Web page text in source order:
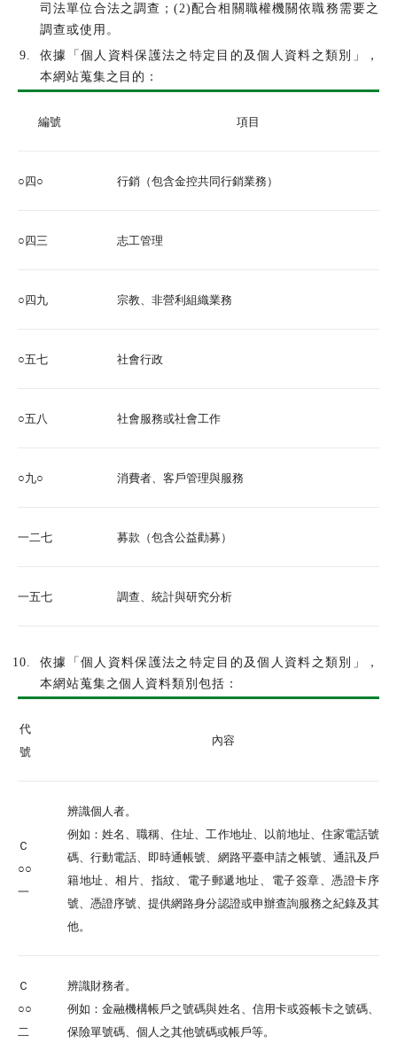
司法單位合法之調查；(2)配合相關職權機關依職務需要之
調查或使用。
依據「個人資料保護法之特定目的及個人資料之類別」，
本網站蒐集之目的：
編號 項目
○四○ 行銷（包含金控共同行銷業務）
○四三 志工管理
○四九 宗教、非營利組織業務
○五七 社會行政
○五八 社會服務或社會工作
○九○ 消費者、客戶管理與服務
一二七 募款（包含公益勸募）
一五七 調查、統計與研究分析
依據「個人資料保護法之特定目的及個人資料之類別」，
本網站蒐集之個人資料類別包括：
代
號
內容
Ｃ
○○
一
辨識個人者。
例如：姓名、職稱、住址、工作地址、以前地址、住家電話號
碼、行動電話、即時通帳號、網路平臺申請之帳號、通訊及戶
籍地址、相片、指紋、電子郵遞地址、電子簽章、憑證卡序
號、憑證序號、提供網路身分認證或申辦查詢服務之紀錄及其
他。
Ｃ
○○
二
辨識財務者。
例如：金融機構帳戶之號碼與姓名、信用卡或簽帳卡之號碼、
保險單號碼、個人之其他號碼或帳戶等。